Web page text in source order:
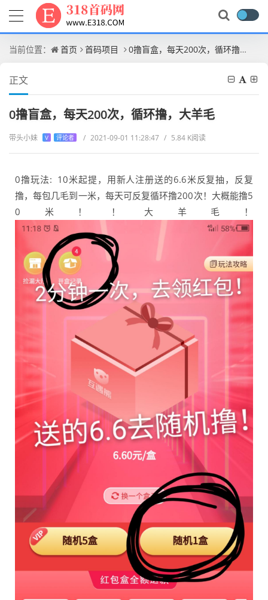
当前位置： 首页 首码项目 0撸盲盒，每天200次，循环撸，大羊毛
正文
0撸盲盒，每天200次，循环撸，大羊毛
带头小妹 V 评论者 / 2021-09-01 11:28:47 / 5.84 K阅读
0撸玩法: 10米起提，用新人注册送的6.6米反复抽，反复
撸，每包几毛到一米，每天可反复循环撸200次！大概能撸5
0米！！大羊毛！